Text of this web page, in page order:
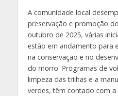
A comunidade local
preservação e promoção
outubro de 2025, várias
estão em andamento para
na conservação e no
do morro. Programas de
limpeza das trilhas e a
verdes, têm contado com